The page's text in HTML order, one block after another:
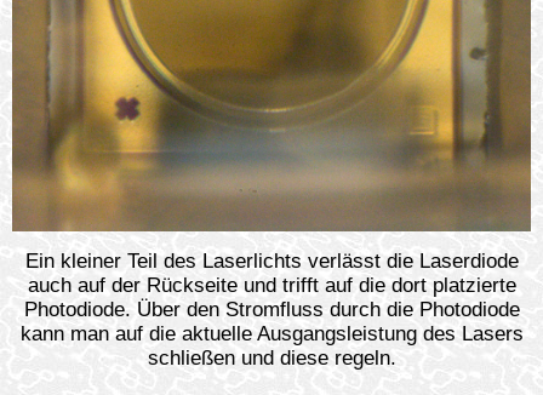
Ein kleiner Teil des Laserlichts verlässt die Laserdiode
auch auf der Rückseite und trifft auf die dort platzierte
Photodiode. Über den Stromfluss durch die Photodiode
kann man auf die aktuelle Ausgangsleistung des Lasers
schließen und diese regeln.